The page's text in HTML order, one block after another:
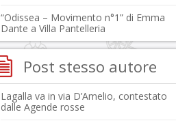
“Odissea – Movimento n°1” di Emma
Dante a Villa Pantelleria
Post stesso autore
Lagalla va in via D’Amelio, contestato
dalle Agende rosse